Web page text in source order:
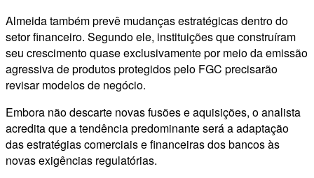
Almeida também prevê mudanças estratégicas dentro do
setor financeiro. Segundo ele, instituições que construíram
seu crescimento quase exclusivamente por meio da emissão
agressiva de produtos protegidos pelo FGC precisarão
revisar modelos de negócio.
Embora não descarte novas fusões e aquisições, o analista
acredita que a tendência predominante será a adaptação
das estratégias comerciais e financeiras dos bancos às
novas exigências regulatórias.